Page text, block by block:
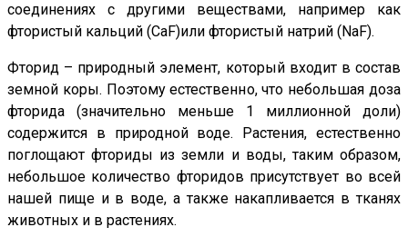
соединениях с другими веществами, например как
фтористый кальций (CaF)или фтористый натрий (NaF).
Фторид – природный элемент, который входит в состав
земной коры. Поэтому естественно, что небольшая доза
фторида (значительно меньше 1 миллионной доли)
содержится в природной воде. Растения, естественно
поглощают фториды из земли и воды, таким образом,
небольшое количество фторидов присутствует во всей
нашей пище и в воде, а также накапливается в тканях
животных и в растениях.